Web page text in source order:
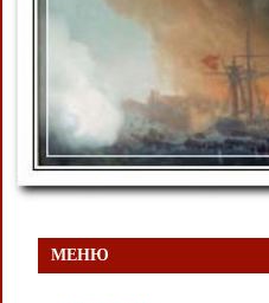
МЕНЮ